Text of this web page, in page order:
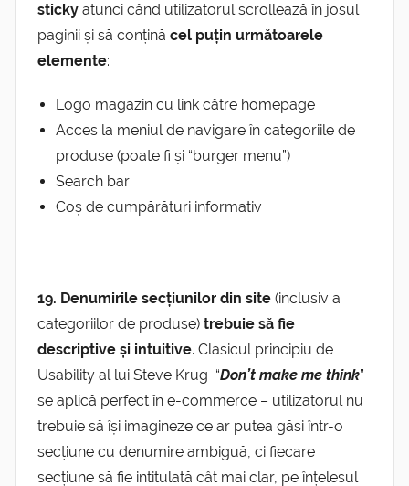
sticky atunci când utilizatorul scrollează în josul
paginii și să conțină cel puțin următoarele
elemente:
Logo magazin cu link către homepage
Acces la meniul de navigare în categoriile de
produse (poate fi și “burger menu”)
Search bar
Coș de cumpărături informativ
19. Denumirile secțiunilor din site (inclusiv a
categoriilor de produse) trebuie să fie
descriptive și intuitive. Clasicul principiu de
Usability al lui Steve Krug “Don’t make me think”
se aplică perfect în e-commerce – utilizatorul nu
trebuie să își imagineze ce ar putea găsi într-o
secțiune cu denumire ambiguă, ci fiecare
secțiune să fie intitulată cât mai clar, pe înțelesul